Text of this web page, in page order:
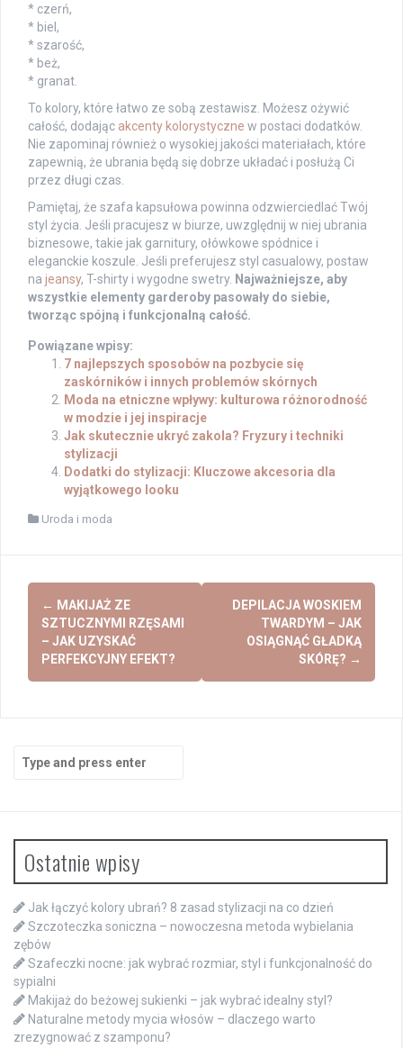
* czerń,
* biel,
* szarość,
* beż,
* granat.
To kolory, które łatwo ze sobą zestawisz. Możesz ożywić
całość, dodając akcenty kolorystyczne w postaci dodatków.
Nie zapominaj również o wysokiej jakości materiałach, które
zapewnią, że ubrania będą się dobrze układać i posłużą Ci
przez długi czas.
Pamiętaj, że szafa kapsułowa powinna odzwierciedlać Twój
styl życia. Jeśli pracujesz w biurze, uwzględnij w niej ubrania
biznesowe, takie jak garnitury, ołówkowe spódnice i
eleganckie koszule. Jeśli preferujesz styl casualowy, postaw
na jeansy, T-shirty i wygodne swetry. Najważniejsze, aby
wszystkie elementy garderoby pasowały do siebie,
tworząc spójną i funkcjonalną całość.
Powiązane wpisy:
7 najlepszych sposobów na pozbycie się
zaskórników i innych problemów skórnych
Moda na etniczne wpływy: kulturowa różnorodność
w modzie i jej inspiracje
Jak skutecznie ukryć zakola? Fryzury i techniki
stylizacji
Dodatki do stylizacji: Kluczowe akcesoria dla
wyjątkowego looku
Uroda i moda
Post
navigation
← MAKIJAŻ ZE
SZTUCZNYMI RZĘSAMI
– JAK UZYSKAĆ
PERFEKCYJNY EFEKT?
DEPILACJA WOSKIEM
TWARDYM – JAK
OSIĄGNĄĆ GŁADKĄ
SKÓRĘ? →
for:
Ostatnie wpisy
Jak łączyć kolory ubrań? 8 zasad stylizacji na co dzień
Szczoteczka soniczna – nowoczesna metoda wybielania
zębów
Szafeczki nocne: jak wybrać rozmiar, styl i funkcjonalność do
sypialni
Makijaż do beżowej sukienki – jak wybrać idealny styl?
Naturalne metody mycia włosów – dlaczego warto
zrezygnować z szamponu?